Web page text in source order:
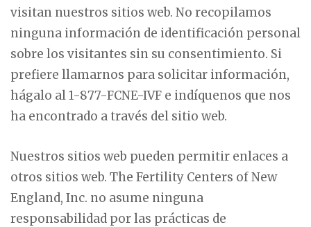
visitan nuestros sitios web. No recopilamos
ninguna información de identificación personal
sobre los visitantes sin su consentimiento. Si
prefiere llamarnos para solicitar información,
hágalo al 1-877-FCNE-IVF e indíquenos que nos
ha encontrado a través del sitio web.
Nuestros sitios web pueden permitir enlaces a
otros sitios web. The Fertility Centers of New
England, Inc. no asume ninguna
responsabilidad por las prácticas de